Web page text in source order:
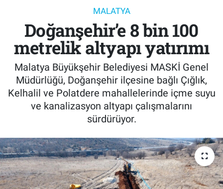
MALATYA
Doğanşehir’e 8 bin 100
metrelik altyapı yatırımı
Malatya Büyükşehir Belediyesi MASKİ Genel
Müdürlüğü, Doğanşehir ilçesine bağlı Çığlık,
Kelhalil ve Polatdere mahallelerinde içme suyu
ve kanalizasyon altyapı çalışmalarını
sürdürüyor.